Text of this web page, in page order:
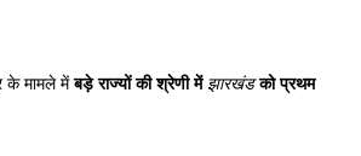
के मामले मेंबड़े राज्यों की श्रेणी में झारखंडको प्रथम